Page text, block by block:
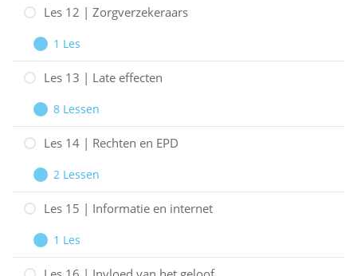
en
11
Artsen
en
Les 12 | Zorgverzekeraars
Uitbreiden
Les
12
Zorgverzekeraars
1 Les
Les 13 | Late effecten
Uitbreiden
Les
13
Late
effecten
8 Lessen
Les 14 | Rechten en EPD
Uitbreiden
Les
14
Rechten
en
2 Lessen
Les 15 | Informatie en internet
Uitbreiden
Les
15
1 Les